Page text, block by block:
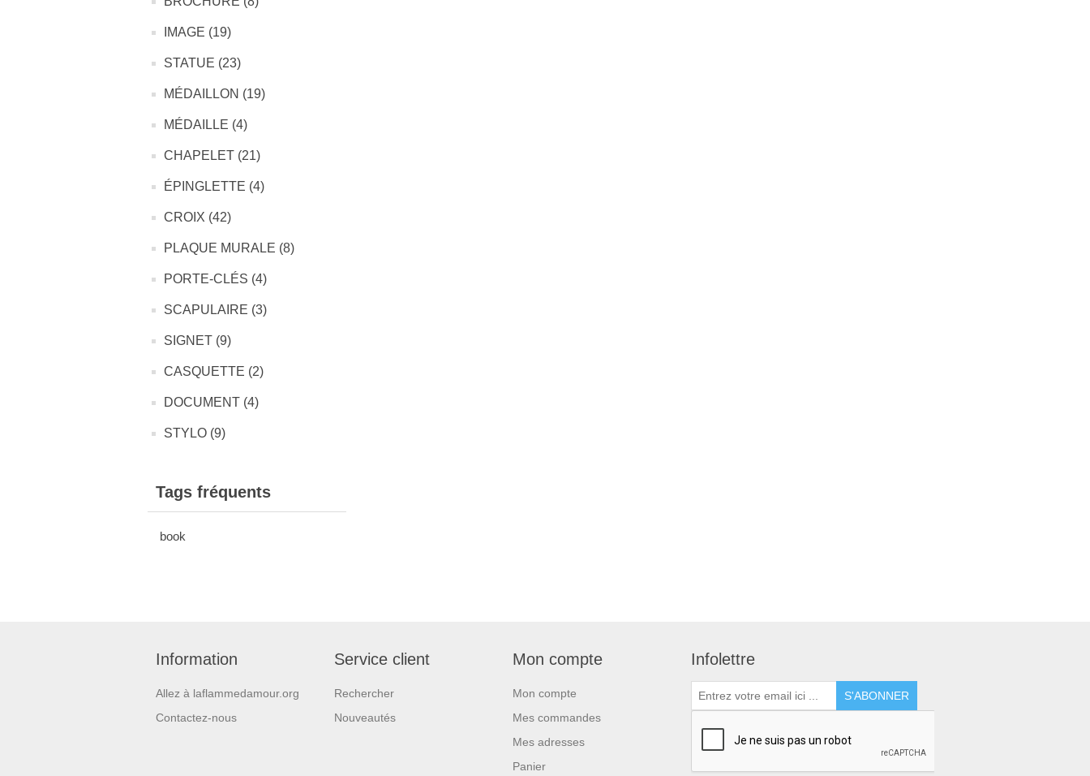
IMAGE (19)
STATUE (23)
MÉDAILLON (19)
MÉDAILLE (4)
CHAPELET (21)
ÉPINGLETTE (4)
CROIX (42)
PLAQUE MURALE (8)
PORTE-CLÉS (4)
SCAPULAIRE (3)
SIGNET (9)
CASQUETTE (2)
DOCUMENT (4)
STYLO (9)
Tags fréquents
book
Information
Allez à laflammedamour.org
Contactez-nous
Service client
Rechercher
Nouveautés
Mon compte
Mon compte
Mes commandes
Mes adresses
Panier
Infolettre
S'ABONNER